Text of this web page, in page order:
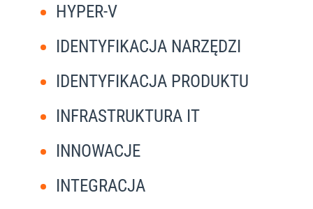
HYPER-V
IDENTYFIKACJA NARZĘDZI
IDENTYFIKACJA PRODUKTU
INFRASTRUKTURA IT
INNOWACJE
INTEGRACJA